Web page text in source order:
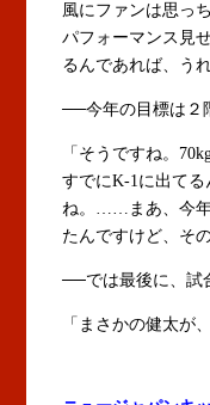
風にファンは思っ
パフォーマンス見
るんであれば、う
──今年の目標は２
「そうですね。
すでにK-1に出て
ね。……まあ、今
たんですけど、そ
──では最後に、試
「まさかの健太が